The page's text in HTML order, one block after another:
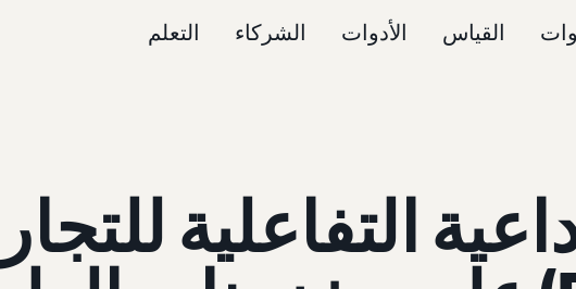
القياس الأدوات الشركاء التعلم
التفاعلية